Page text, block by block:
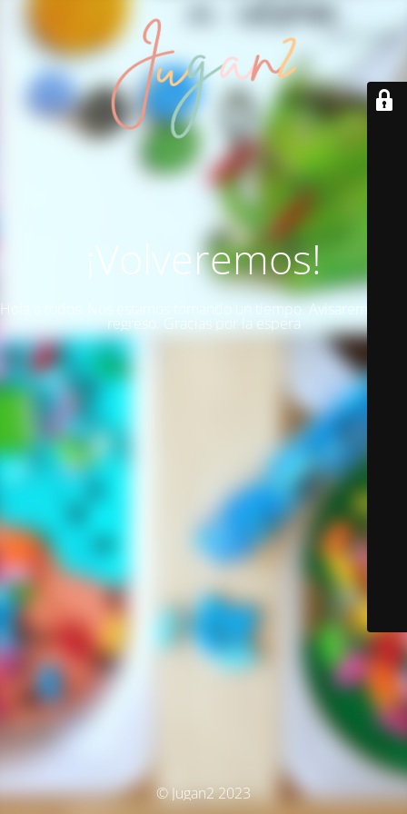
¡Volveremos!
Hola a todos, Nos estamos tomando un tiempo. Avisaremos del
regreso. Gracias por la espera
© Jugan2 2023